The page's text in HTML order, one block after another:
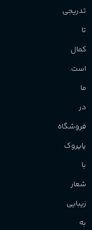
تدریجی
تا
کمال
است.
ما
در
فروشگاه
پاپروک
با
شعار
زیبایی
به